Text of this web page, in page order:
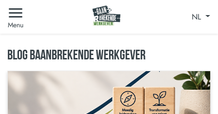
Menu
NL
BLOG BAANBREKENDE WERKGEVER